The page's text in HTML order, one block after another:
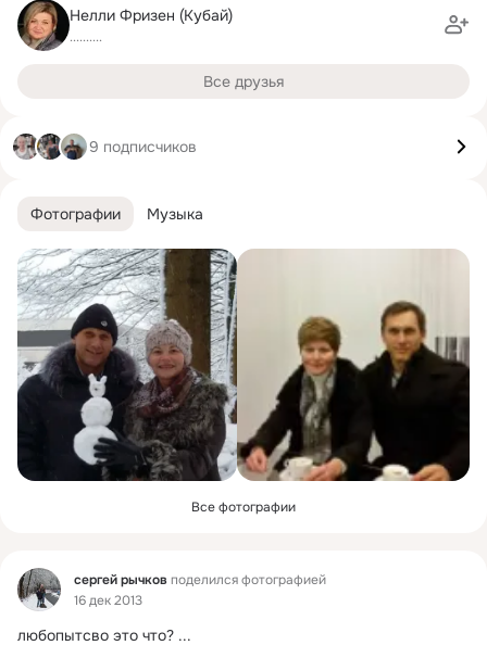
Фотографии Музыка
Все фотографии
Фид сергей рычков поделился фотографией
16 дек 2013
любопытсво это что? ...
Нелли Фризен (Кубай)
..........
Все друзья
9 подписчиков